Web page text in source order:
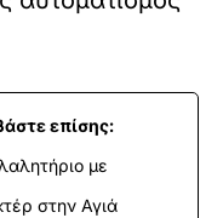
επίσης:
με
στην Αγιά